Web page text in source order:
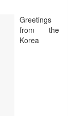
Greetings
from the
Korea